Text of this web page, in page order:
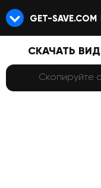
GET-SAVE.COM
СКАЧАТЬ